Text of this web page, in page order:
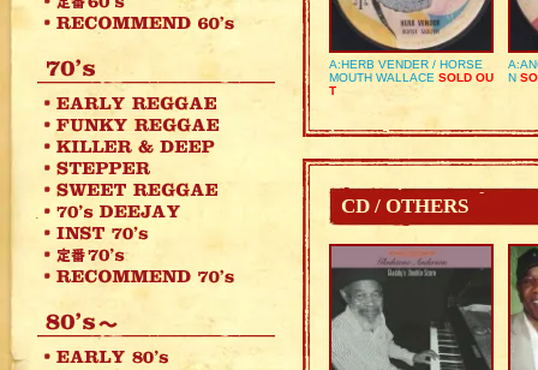
A:HERB VENDER / HORSE
MOUTH WALLACE SOLD OU
T
N
CD / OTHERS